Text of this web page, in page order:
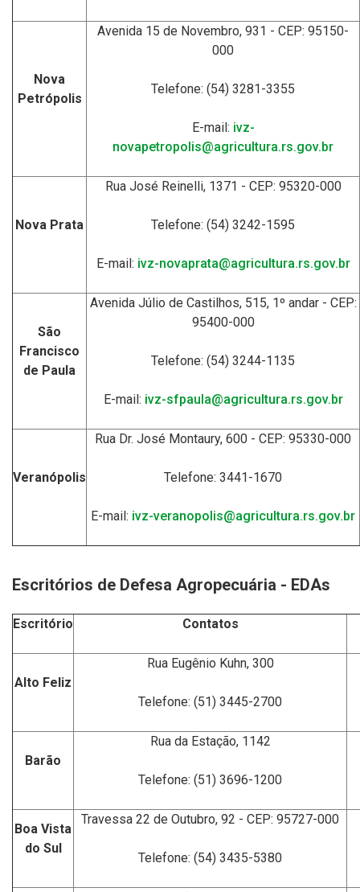
Nova
Petrópolis
Avenida 15 de Novembro, 931 - CEP: 95150-
000
Telefone: (54) 3281-3355
E-mail: ivz-
novapetropolis@agricultura.rs.gov.br
Nova Prata
Rua José Reinelli, 1371 - CEP: 95320-000
Telefone: (54) 3242-1595
E-mail: ivz-novaprata@agricultura.rs.gov.br
São
Francisco
de Paula
Avenida Júlio de Castilhos, 515, 1º andar - CEP:
95400-000
Telefone: (54) 3244-1135
E-mail: ivz-sfpaula@agricultura.rs.gov.br
Veranópolis
Rua Dr. José Montaury, 600 - CEP: 95330-000
Telefone: 3441-1670
E-mail: ivz-veranopolis@agricultura.rs.gov.br
Escritórios de Defesa Agropecuária - EDAs
Escritório Contatos
Alto Feliz
Rua Eugênio Kuhn, 300
Telefone: (51) 3445-2700
Barão
Rua da Estação, 1142
Telefone: (51) 3696-1200
Boa Vista
do Sul
Travessa 22 de Outubro, 92 - CEP: 95727-000
Telefone: (54) 3435-5380